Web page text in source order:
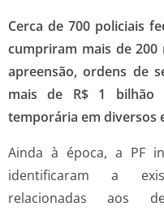
Cerca de 700 policiais
cumpriram mais de 200
apreensão, ordens de
mais de R$ 1 bilhão
temporária em diversos
Ainda à época, a PF
identificaram a
relacionadas aos